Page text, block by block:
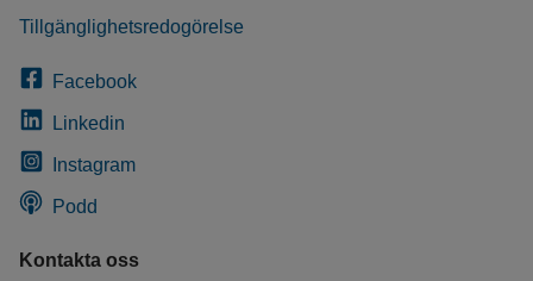
Tillgänglighetsredogörelse
Facebook
Linkedin
Instagram
Podd
Kontakta oss